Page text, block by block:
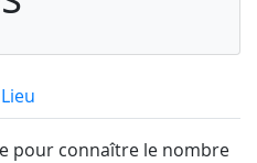
Lieu
pour connaître le nombre